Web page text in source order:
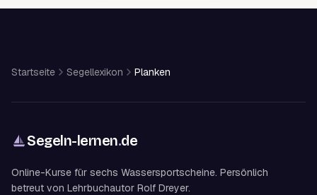
Startseite Segellexikon Planken
Segeln-lernen.de
Online-Kurse für sechs Wassersportscheine. Persönlich
betreut von Lehrbuchautor Rolf Dreyer.